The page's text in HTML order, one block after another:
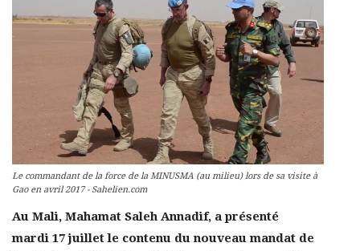
Le commandant de la force de la MINUSMA (au milieu) lors de sa visite à
Gao en avril 2017 - Sahelien.com
Au Mali, Mahamat Saleh Annadif, a présenté
mardi 17 juillet le contenu du nouveau mandat de